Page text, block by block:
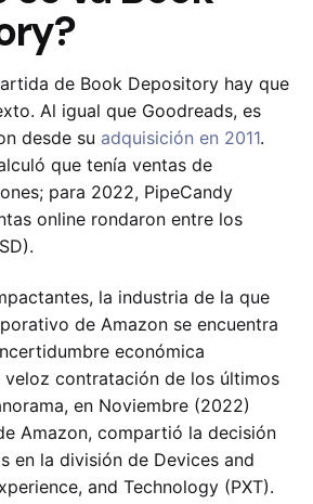
de Book Depository hay que
Al igual que Goodreads, es
desde su adquisición en 2011.
que tenía ventas de
para 2022, PipeCandy
online rondaron entre los
la industria de la que
de Amazon se encuentra
económica
contratación de los últimos
en Noviembre (2022)
Amazon, compartió la decisión
en la división de Devices and
and Technology (PXT).